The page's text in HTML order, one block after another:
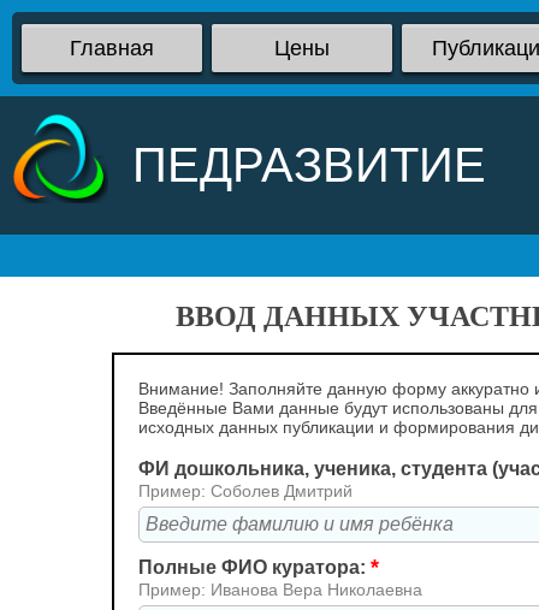
Главная Цены
ПЕДРАЗВИТИЕ
ВВОД ДАННЫХ
Внимание! Заполняйте данную форму аккуратно
Введённые Вами данные будут использованы
исходных данных публикации и формирования
ФИ дошкольника, ученика, студента
Пример: Соболев Дмитрий
Полные ФИО куратора: *
Пример: Иванова Вера Николаевна